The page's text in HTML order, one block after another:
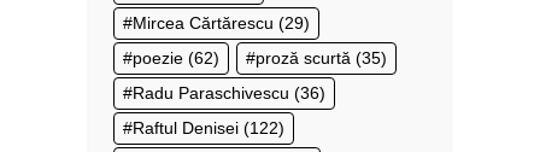
Mircea Cărtărescu (29)
poezie (62) proză scurtă (35)
Radu Paraschivescu (36)
Raftul Denisei (122)